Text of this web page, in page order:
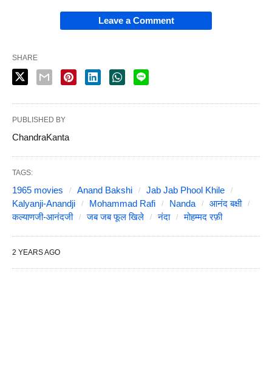
Leave a Comment
SHARE
PUBLISHED BY
ChandraKanta
TAGS:
1965 movies Anand Bakshi
Jab Jab Phool Khile
Kalyanji-Anandji
Mohammad Rafi Nanda
आनंद बक्षी
कल्याणजी-आनंदजी
जब जब फूल खिले नंदा मोहम्मद रफ़ी
2 YEARS AGO